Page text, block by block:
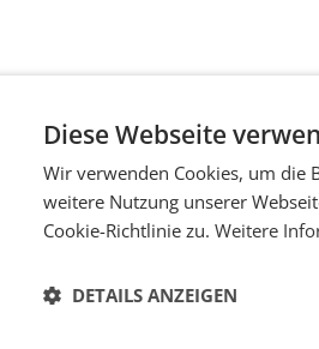
XING Teilen
Diese Webseite
Wir verwenden Cookies, um die
weitere Nutzung unserer
Cookie-Richtlinie zu. Weitere
DETAILS ANZEIGEN